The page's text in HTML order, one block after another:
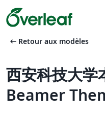
arrow_left_alt Retour aux modèles
西安科技大学
Beamer